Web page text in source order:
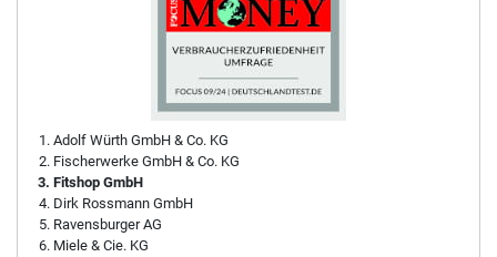
Adolf Würth GmbH & Co. KG
Fischerwerke GmbH & Co. KG
Fitshop GmbH
Dirk Rossmann GmbH
Ravensburger AG
Miele & Cie. KG